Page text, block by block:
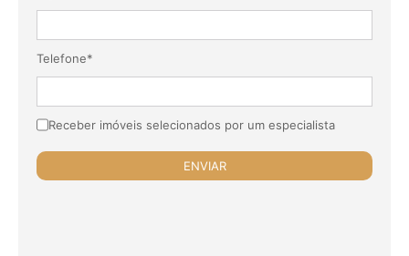
Telefone*
Receber imóveis selecionados por um especialista